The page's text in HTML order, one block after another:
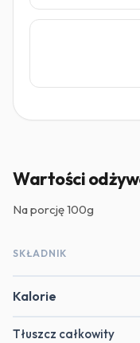
Wartości
Na porcję100g
SKŁADNIK
Kalorie
Tłuszcz całkowity